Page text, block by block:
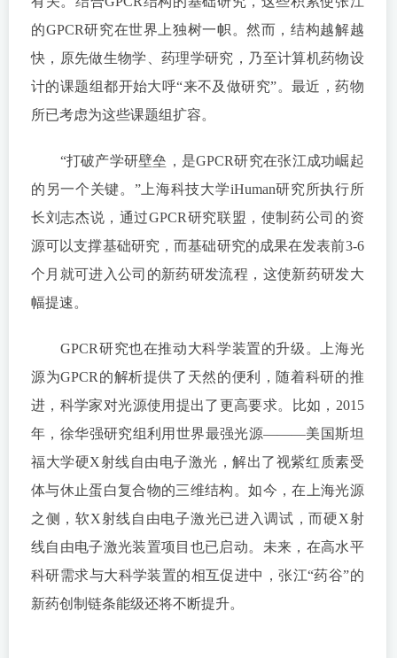
的GPCR研究在世界上独树一帜。然而，结构越解越
快，原先做生物学、药理学研究，乃至计算机药物设
计的课题组都开始大呼“来不及做研究”。最近，药物
所已考虑为这些课题组扩容。
“打破产学研壁垒，是GPCR研究在张江成功崛起
的另一个关键。”上海科技大学iHuman研究所执行所
长刘志杰说，通过GPCR研究联盟，使制药公司的资
源可以支撑基础研究，而基础研究的成果在发表前3-6
个月就可进入公司的新药研发流程，这使新药研发大
幅提速。
GPCR研究也在推动大科学装置的升级。上海光
源为GPCR的解析提供了天然的便利，随着科研的推
进，科学家对光源使用提出了更高要求。比如，2015
年，徐华强研究组利用世界最强光源———美国斯坦
福大学硬X射线自由电子激光，解出了视紫红质素受
体与休止蛋白复合物的三维结构。如今，在上海光源
之侧，软X射线自由电子激光已进入调试，而硬X射
线自由电子激光装置项目也已启动。未来，在高水平
科研需求与大科学装置的相互促进中，张江“药谷”的
新药创制链条能级还将不断提升。